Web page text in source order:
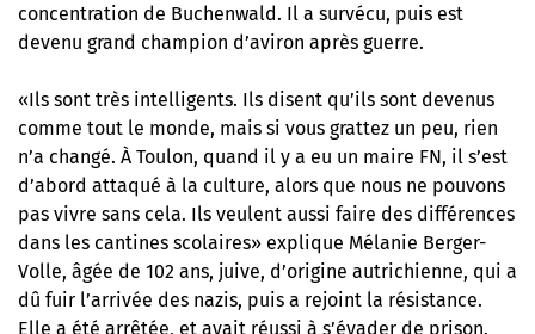
concentration de Buchenwald. Il a survécu, puis est
devenu grand champion d’aviron après guerre.
«Ils sont très intelligents. Ils disent qu’ils sont devenus
comme tout le monde, mais si vous grattez un peu, rien
n’a changé. À Toulon, quand il y a eu un maire FN, il s’est
d’abord attaqué à la culture, alors que nous ne pouvons
pas vivre sans cela. Ils veulent aussi faire des différences
dans les cantines scolaires» explique Mélanie Berger-
Volle, âgée de 102 ans, juive, d’origine autrichienne, qui a
dû fuir l’arrivée des nazis, puis a rejoint la résistance.
Elle a été arrêtée, et avait réussi à s’évader de prison.